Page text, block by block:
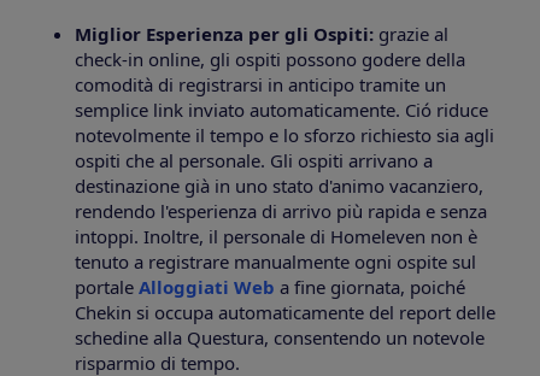
Miglior Esperienza per gli Ospiti: grazie al
check-in online, gli ospiti possono godere della
comodità di registrarsi in anticipo tramite un
semplice link inviato automaticamente. Ció riduce
notevolmente il tempo e lo sforzo richiesto sia agli
ospiti che al personale. Gli ospiti arrivano a
destinazione già in uno stato d'animo vacanziero,
rendendo l'esperienza di arrivo più rapida e senza
intoppi. Inoltre, il personale di Homeleven non è
tenuto a registrare manualmente ogni ospite sul
portale Alloggiati Web a fine giornata, poiché
Chekin si occupa automaticamente del report delle
schedine alla Questura, consentendo un notevole
risparmio di tempo.